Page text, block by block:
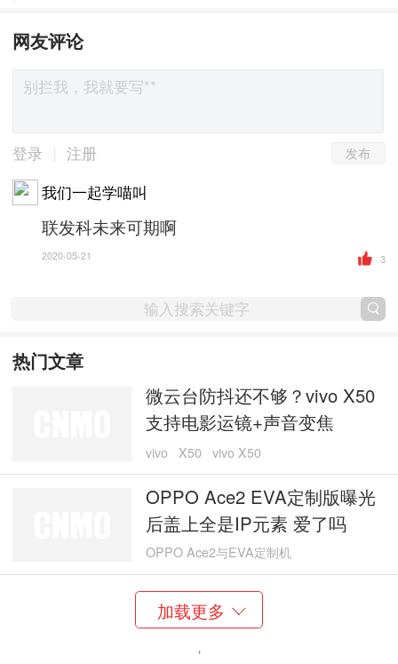
网友评论
登录 注册 发布
我们一起学喵叫
联发科未来可期啊
2020-05-21 3
热门文章
微云台防抖还不够？vivo X50
支持电影运镜+声音变焦
vivo X50 vivo X50
OPPO Ace2 EVA定制版曝光
后盖上全是IP元素 爱了吗
OPPO Ace2与EVA定制机
加载更多
'